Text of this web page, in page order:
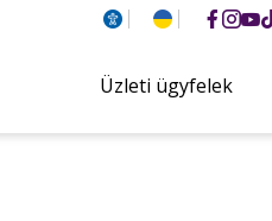
Üzleti ügyfelek